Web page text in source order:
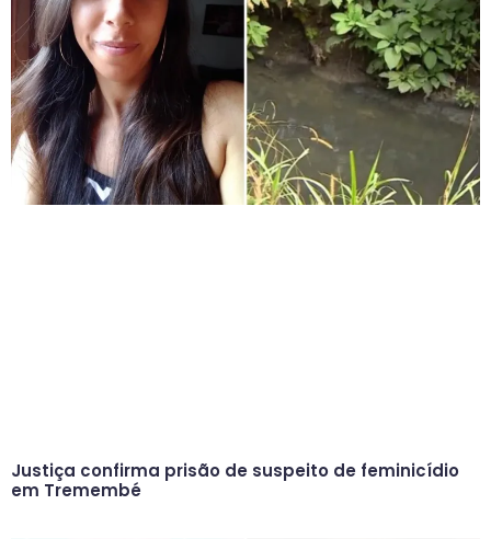
Justiça confirma prisão de suspeito de feminicídio
em Tremembé